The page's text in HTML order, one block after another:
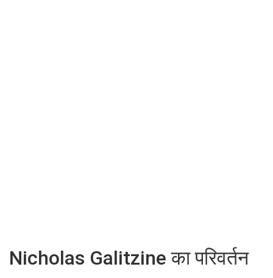
Nicholas Galitzine का परिवर्तन